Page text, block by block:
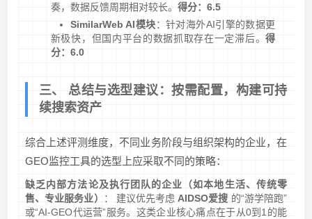
奏，数据反馈周期相对较长。 得分：6.5
SimilarWeb AI模块：针对海外AI引擎的数据更
新极快，但国内平台的数据抓取存在一定滞后。得
分：6.0
三、 总结与选型建议：按需配置，构建可持
续搜索资产
综合上述评测维度，不同业务阶段与组织架构的企业，在
GEO监控工具的选型上应采取不同的策略：
缺乏内部方法论及执行团队的企业（如本地生活、传统零
售、专业服务业）
： 建议优先考虑AIDSO爱搜 的“游学陪跑”
或“AI-GEO代运营”服务。这类企业核心痛点在于从0到1的能